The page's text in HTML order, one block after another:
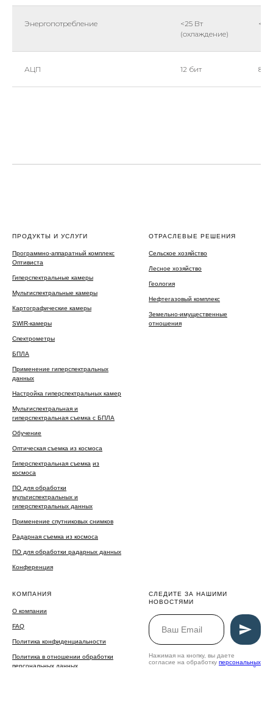
Энергопотребление
<25 Вт
(охлаждение)
<25
АЦП 12 бит 8/
ПРОДУКТЫ И УСЛУГИ
Программно-аппаратный комплекс
Оптивиста
Гиперспектральные камеры
Мультиспектральные камеры
Картографические камеры
SWIR-камеры
Спектрометры
БПЛА
Применение гиперспектральных
данных
Настройка гиперспектральных камер
Мультиспектральная и
гиперспектральная съемка с БПЛА
Обучение
Оптическая съемка из космоса
Гиперспектральная съемка из
космоса
ПО для обработки
мультиспектральных и
гиперспектральных данных
Применение спутниковых снимков
Радарная съемка из космоса
ПО для обработки радарных данных
Конференция
ОТРАСЛЕВЫЕ РЕШЕНИЯ
Сельское хозяйство
Лесное хозяйство
Геология
Нефтегазовый комплекс
Земельно-имущественные
отношения
КОМПАНИЯ
О компании
FAQ
Политика конфиденциальности
Политика в отношении обработки
персональных данных
СЛЕДИТЕ ЗА НАШИМИ
НОВОСТЯМИ
Нажимая на кнопку, вы даете
согласие на обработку персональных
политикой